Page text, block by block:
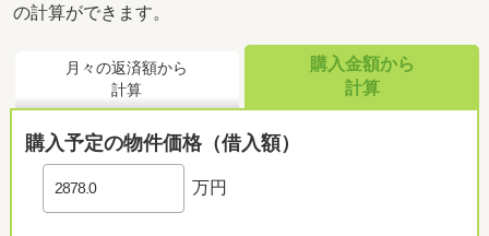
の計算ができます。
月々の返済額から
計算
購入金額から
計算
購入予定の物件価格（借入額）
万円